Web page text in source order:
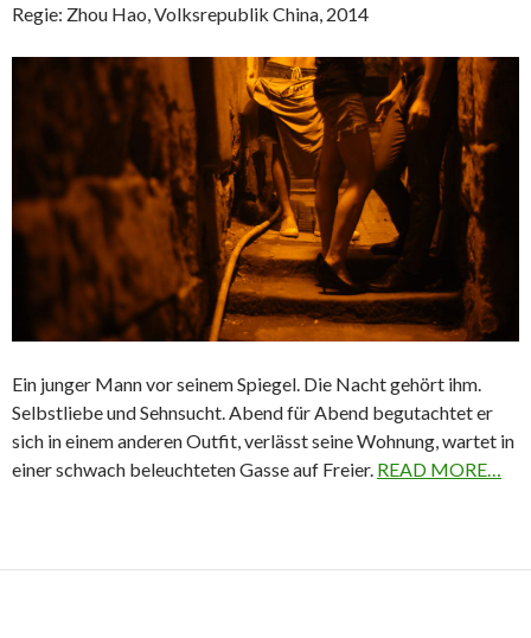
Regie: Zhou Hao, Volksrepublik China, 2014
Ein junger Mann vor seinem Spiegel. Die Nacht gehört ihm.
Selbstliebe und Sehnsucht. Abend für Abend begutachtet er
sich in einem anderen Outfit, verlässt seine Wohnung, wartet in
einer schwach beleuchteten Gasse auf Freier. READ MORE…